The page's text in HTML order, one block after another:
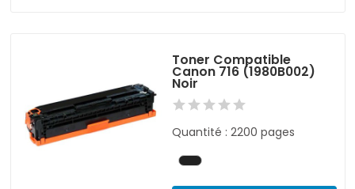
Toner Compatible
Canon 716 (1980B002)
Noir
Quantité : 2200 pages